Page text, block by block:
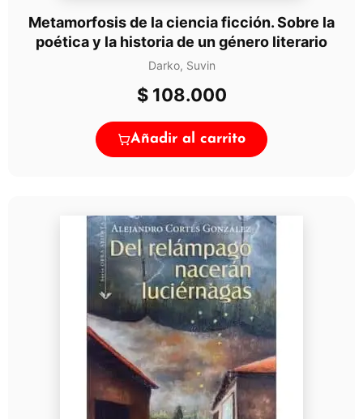
Metamorfosis de la ciencia ficción. Sobre la
poética y la historia de un género literario
Darko, Suvin
$108.000
Añadir al carrito